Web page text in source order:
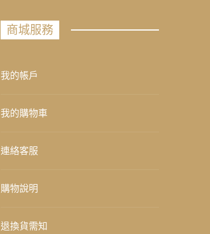
商城服務
我的帳戶
我的購物車
連絡客服
購物說明
退換貨需知